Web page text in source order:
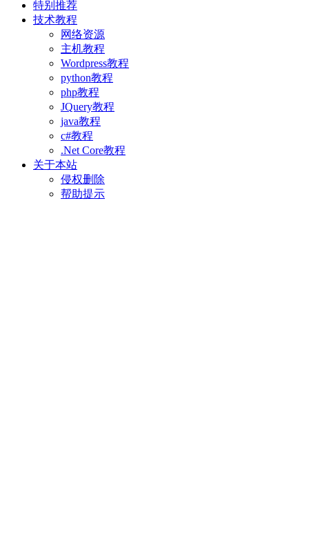
特别推荐
技术教程
网络资源
主机教程
Wordpress教程
python教程
php教程
JQuery教程
java教程
c#教程
.Net Core教程
关于本站
侵权删除
帮助提示